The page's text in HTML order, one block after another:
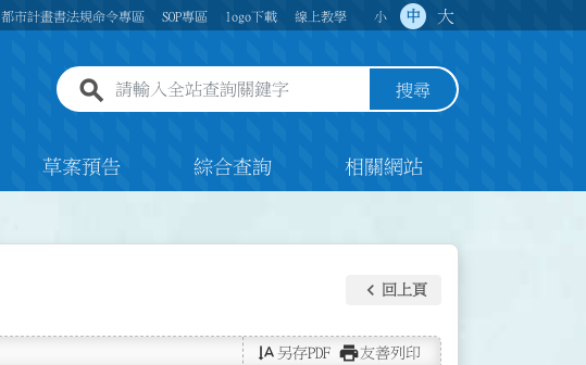
都市計畫書法規命令專區 SOP專區 logo下載 線上教學 小 中 大
全站查詢關鍵字欄位 搜尋
草案預告 綜合查詢 相關網站
keyboard_arrow_left 回上頁
text_rotate_vertical 另存PDF print友善列印